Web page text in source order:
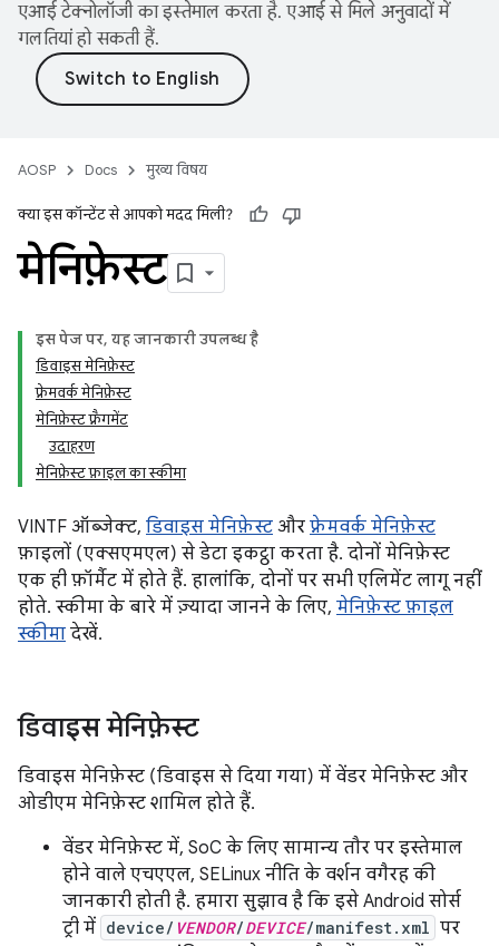
एआई टेक्नोलॉजी का इस्तेमाल करता है. एआई से मिले अनुवादों में
गलतियां हो सकती हैं.
AOSP Docs मुख्य विषय
क्या इस कॉन्टेंट से आपको मदद मिली?
मेनिफ़ेस्ट
इस पेज पर, यह जानकारी उपलब्ध है
डिवाइस मेनिफ़ेस्ट
फ़्रेमवर्क मेनिफ़ेस्ट
मेनिफ़ेस्ट फ़्रैगमेंट
उदाहरण
मेनिफ़ेस्ट फ़ाइल का स्कीमा
VINTF ऑब्जेक्ट, डिवाइस मेनिफ़ेस्ट और फ़्रेमवर्क मेनिफ़ेस्ट
फ़ाइलों (एक्सएमएल) से डेटा इकट्ठा करता है. दोनों मेनिफ़ेस्ट
एक ही फ़ॉर्मैट में होते हैं. हालांकि, दोनों पर सभी एलिमेंट लागू नहीं
होते. स्कीमा के बारे में ज़्यादा जानने के लिए, मेनिफ़ेस्ट फ़ाइल
स्कीमा देखें.
डिवाइस मेनिफ़ेस्ट
डिवाइस मेनिफ़ेस्ट (डिवाइस से दिया गया) में वेंडर मेनिफ़ेस्ट और
ओडीएम मेनिफ़ेस्ट शामिल होते हैं.
वेंडर मेनिफ़ेस्ट में, SoC के लिए सामान्य तौर पर इस्तेमाल
होने वाले एचएएल, SELinux नीति के वर्शन वगैरह की
जानकारी होती है. हमारा सुझाव है कि इसे Android सोर्स
ट्री में device/ VENDOR/DEVICE/manifest.xml पर